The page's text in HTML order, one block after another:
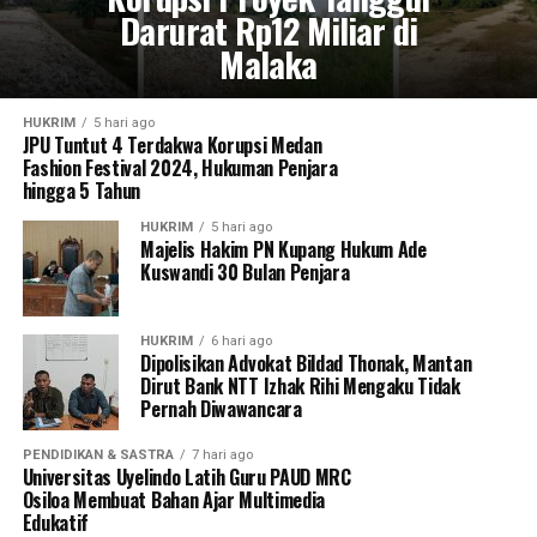
Darurat Rp12 Miliar di
Malaka
HUKRIM 5 hari ago
JPU Tuntut 4 Terdakwa Korupsi Medan
Fashion Festival 2024, Hukuman Penjara
hingga 5 Tahun
HUKRIM 5 hari ago
Majelis Hakim PN Kupang Hukum Ade
Kuswandi 30 Bulan Penjara
HUKRIM 6 hari ago
Dipolisikan Advokat Bildad Thonak, Mantan
Dirut Bank NTT Izhak Rihi Mengaku Tidak
Pernah Diwawancara
PENDIDIKAN & SASTRA 7 hari ago
Universitas Uyelindo Latih Guru PAUD MRC
Osiloa Membuat Bahan Ajar Multimedia
Edukatif